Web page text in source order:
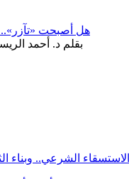
هل أصبحت «تآزر»..
الاستسقاء الشرعي.. وبناء